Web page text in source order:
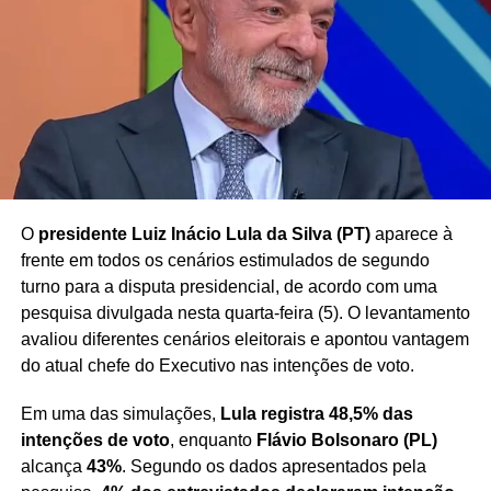
atenção por envolver uma discussão sobre
possibilidade de penhora de parte da remuneração de
agentes públicos para quitação de dívidas
, tema
frequentemente debatido no âmbito do Poder Judiciário.
O presidente Luiz Inácio Lula da Silva (PT)aparece à
frente em todos os cenários estimulados de segundo
turno para a disputa presidencial, de acordo com uma
pesquisa divulgada nesta quarta-feira (5). O levantamento
avaliou diferentes cenários eleitorais e apontou vantagem
do atual chefe do Executivo nas intenções de voto.
Em uma das simulações, Lula registra 48,5% das
intenções de voto, enquanto Flávio Bolsonaro (PL)
alcança 43%. Segundo os dados apresentados pela